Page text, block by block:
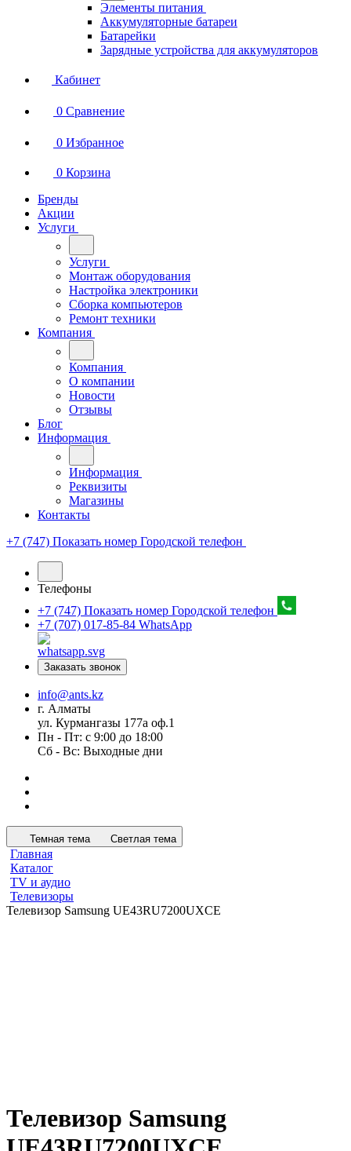
Элементы питания
Аккумуляторные батареи
Батарейки
Зарядные устройства для аккумуляторов
Кабинет
0 Сравнение
0 Избранное
0 Корзина
Бренды
Акции
Услуги
Услуги
Монтаж оборудования
Настройка электроники
Сборка компьютеров
Ремонт техники
Компания
Компания
О компании
Новости
Отзывы
Блог
Информация
Информация
Реквизиты
Магазины
Контакты
+7 (747) Показать номер Городской телефон
Телефоны
+7 (747) Показать номер Городской телефон
+7 (707) 017-85-84 WhatsApp
Заказать звонок
info@ants.kz
г. Алматы
ул. Курмангазы 177а оф.1
Пн - Пт: с 9:00 до 18:00
Сб - Вс: Выходные дни
Темная тема Светлая тема
Главная
Каталог
TV и аудио
Телевизоры
Телевизор Samsung UE43RU7200UXCE
Телевизор Samsung